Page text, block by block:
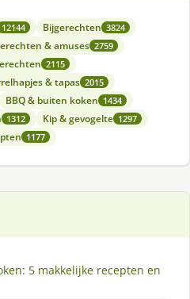
12144 Bijgerechten 3824
& amuses 2759
2115
& tapas 2015
BBQ & buiten koken 1434
1312 Kip & gevogelte 1297
1177
5 makkelijke recepten en